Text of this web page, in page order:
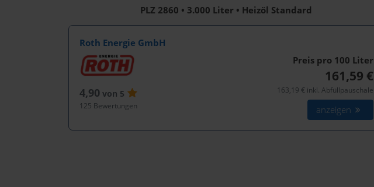
PLZ 2860 • 3.000 Liter • Heizöl Standard
Roth Energie GmbH
4,90 von 5
125 Bewertungen
Preis pro 100 Liter
161,59 €
163,19 € inkl. Abfüllpauschale
anzeigen